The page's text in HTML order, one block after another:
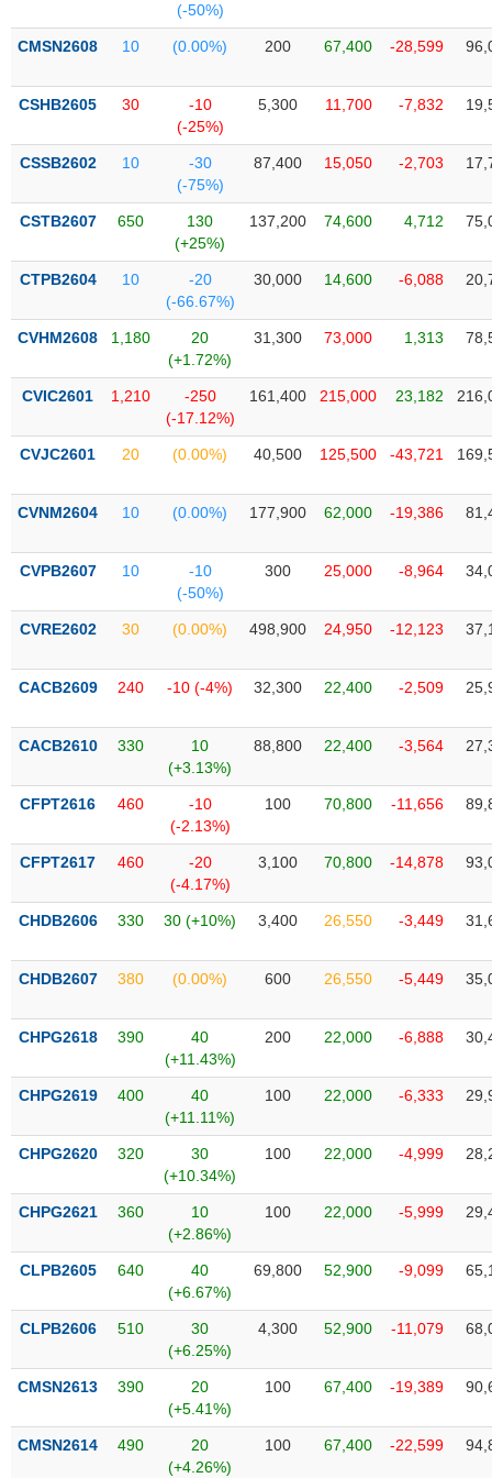
Trạng
cổ
phiếu
Quy
mô
trường
yết
yết
Niêm
bổ
sung
Hủy
niêm
Theo
đặc
Không
ký
quỹ
Danh
mục
phiếu
chi
Tổng
Giao
Tài
Phân
kỹ
Hồ
doanh
nghiệp
Tin
tức
kiện
(-50%)
CMSN2608 10 (0.00%) 200 67,400 -28,599
CSHB2605 30
-10
(-25%)
5,300 11,700 -7,832
CSSB2602 10
-30
(-75%)
87,400 15,050 -2,703
CSTB2607 650
130
(+25%)
137,200 74,600 4,712
CTPB2604 10
-20
(-66.67%)
30,000 14,600 -6,088
CVHM2608 1,180
20
(+1.72%)
31,300 73,000 1,313
CVIC2601 1,210
-250
(-17.12%)
161,400 215,000 23,182
CVJC2601 20 (0.00%) 40,500 125,500 -43,721
CVNM2604 10 (0.00%) 177,900 62,000 -19,386
CVPB2607 10
-10
(-50%)
300 25,000 -8,964
CVRE2602 30 (0.00%) 498,900 24,950 -12,123
CACB2609 240 -10 (-4%) 32,300 22,400 -2,509
CACB2610 330
10
(+3.13%)
88,800 22,400 -3,564
CFPT2616 460
-10
(-2.13%)
100 70,800 -11,656
CFPT2617 460
-20
(-4.17%)
3,100 70,800 -14,878
CHDB2606 330 30 (+10%) 3,400 26,550 -3,449
CHDB2607 380 (0.00%) 600 26,550 -5,449
CHPG2618 390
40
(+11.43%)
200 22,000 -6,888
CHPG2619 400
40
(+11.11%)
100 22,000 -6,333
CHPG2620 320
30
(+10.34%)
100 22,000 -4,999
CHPG2621 360
10
(+2.86%)
100 22,000 -5,999
CLPB2605 640
40
(+6.67%)
69,800 52,900 -9,099
CLPB2606 510
30
(+6.25%)
4,300 52,900 -11,079
CMSN2613 390
20
(+5.41%)
100 67,400 -19,389
CMSN2614 490
20
(+4.26%)
100 67,400 -22,599
DOANH
CỔ
SINH
PHIẾU
CỤ
ĐẦU
XUẤT
LIỆU
TIN
SECTOR
NGUYÊN
LIỆU